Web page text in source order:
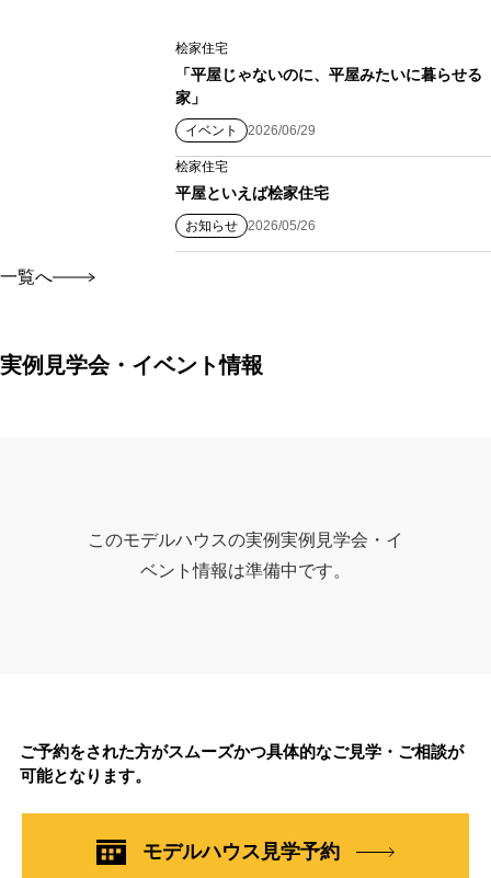
桧家住宅
「平屋じゃないのに、平屋みたいに暮らせる
家」
イベント 2026/06/29
桧家住宅
平屋といえば桧家住宅
お知らせ 2026/05/26
一覧へ
実例見学会・イベント情報
このモデルハウスの実例実例見学会・イ
ベント情報は準備中です。
ご予約をされた方がスムーズかつ具体的なご見学・ご相談が
可能となります。
モデルハウス見学予約